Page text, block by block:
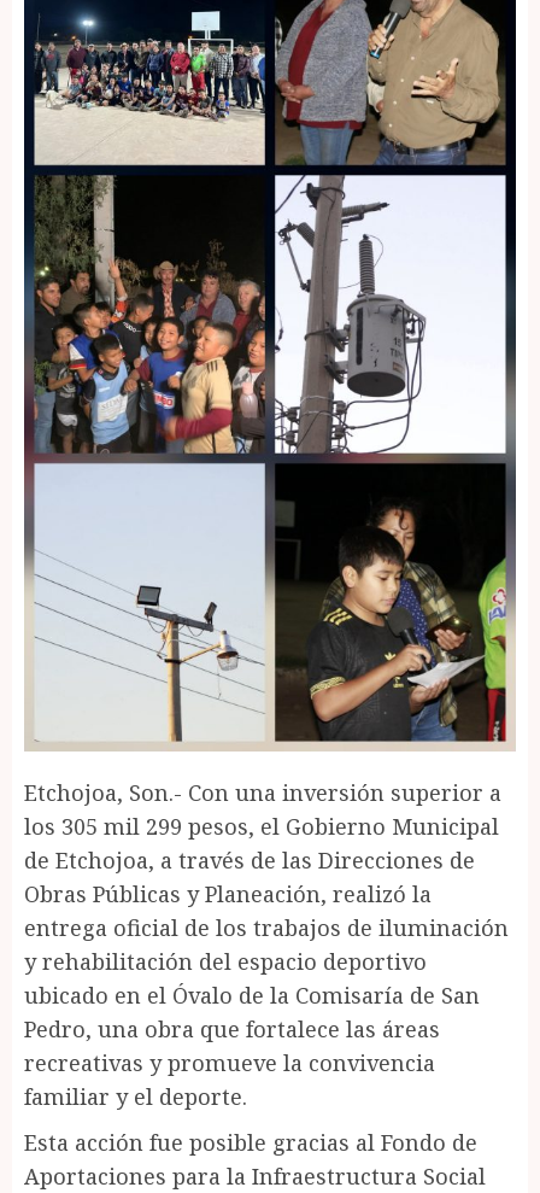
Etchojoa, Son.- Con una inversión superior a
los 305 mil 299 pesos, el Gobierno Municipal
de Etchojoa, a través de las Direcciones de
Obras Públicas y Planeación, realizó la
entrega oficial de los trabajos de iluminación
y rehabilitación del espacio deportivo
ubicado en el Óvalo de la Comisaría de San
Pedro, una obra que fortalece las áreas
recreativas y promueve la convivencia
familiar y el deporte.
Esta acción fue posible gracias al Fondo de
Aportaciones para la Infraestructura Social